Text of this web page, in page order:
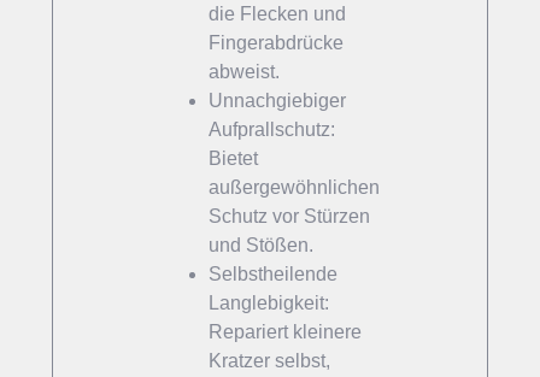
die Flecken und
Fingerabdrücke
abweist.
Unnachgiebiger
Aufprallschutz:
Bietet
außergewöhnlichen
Schutz vor Stürzen
und Stößen.
Selbstheilende
Langlebigkeit:
Repariert kleinere
Kratzer selbst,